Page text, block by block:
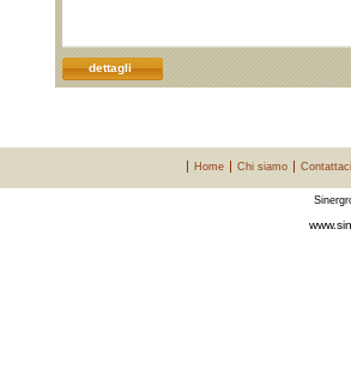
dettagli
Home Chi siamo Contattaci